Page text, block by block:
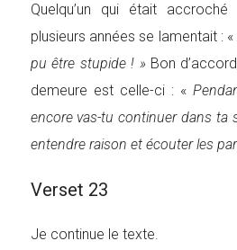
Quelqu’un qui était
plusieurs années se lamentait : «
pu être stupide ! » Bon
demeure est celle-ci : «
encore vas-tu continuer dans ta
entendre raison et écouter les
Verset 23
Je continue le texte.